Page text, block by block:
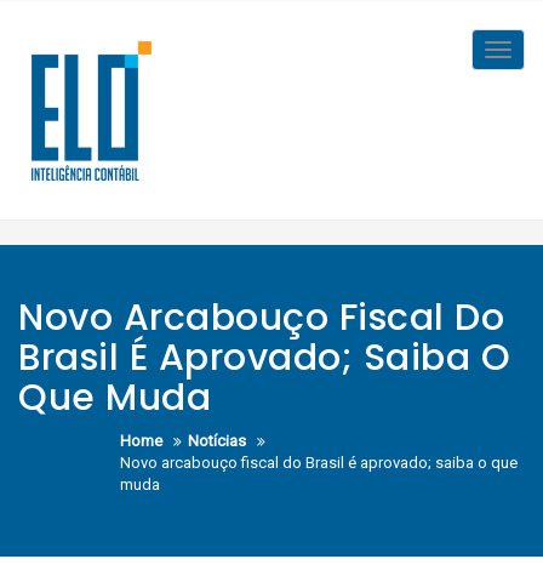
content
Novo Arcabouço Fiscal Do
Brasil É Aprovado; Saiba O
Que Muda
Home
Notícias
Novo arcabouço fiscal do Brasil é aprovado; saiba o que
muda